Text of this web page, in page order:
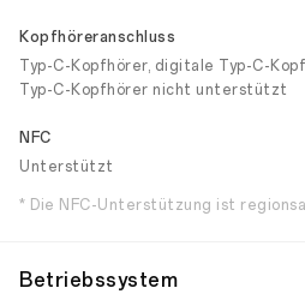
Kopfhöreranschluss
Typ-C-Kopfhörer, digitale Typ-C-
Typ-C-Kopfhörer nicht unterstützt
NFC
Unterstützt
* Die NFC-Unterstützung ist
Betriebssystem